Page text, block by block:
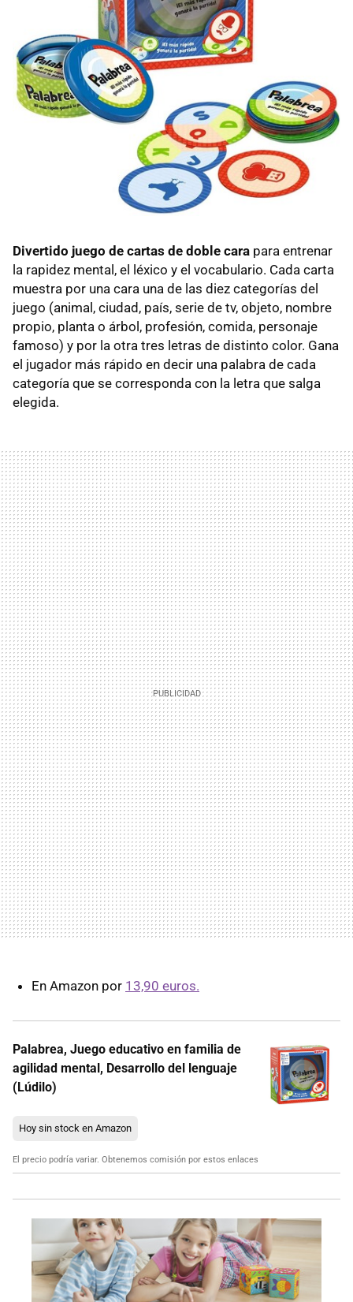
Divertido juego de cartas de doble cara para entrenar
la rapidez mental, el léxico y el vocabulario. Cada carta
muestra por una cara una de las diez categorías del
juego (animal, ciudad, país, serie de tv, objeto, nombre
propio, planta o árbol, profesión, comida, personaje
famoso) y por la otra tres letras de distinto color. Gana
el jugador más rápido en decir una palabra de cada
categoría que se corresponda con la letra que salga
elegida.
En Amazon por 13,90 euros.
Palabrea, Juego educativo en familia de
agilidad mental, Desarrollo del lenguaje
(Lúdilo)
Hoy sin stock en Amazon
El precio podría variar. Obtenemos comisión por estos enlaces